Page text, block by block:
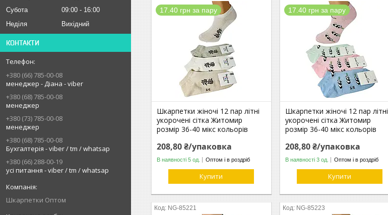
Субота
09:00
16:00
Неділя
Вихідний
КОНТАКТИ
+380 (66) 785-00-08
менеджер - Діана - viber
+380 (68) 785-00-08
менеджер
+380 (73) 785-00-08
менеджер
+380 (68) 785-00-08
Бухгалтерія - viber / tm / whatsap
+380 (66) 288-00-19
усі питання - viber / tm / whatsap
Шкарпетки Оптом
17.40 грн за пару
Шкарпетки жіночі 12 пар літні
укорочені сітка Житомир
розмір 36-40 мікс кольорів
208,80 ₴/упаковка
В наявності 5 од. Оптом і в роздріб
Купити
17.40 грн за пару
Шкарпетки жіночі 12 пар літні
укорочені сітка Житомир
розмір 36-40 мікс кольорів
208,80 ₴/упаковка
В наявності 3 од. Оптом і в роздріб
Купити
NG-85221 NG-85223